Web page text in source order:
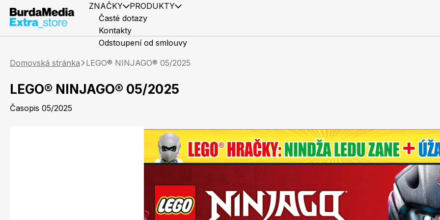
ZNAČKY PRODUKTY
Marianne
Časté dotazy
Kontakty
Odstoupení od smlouvy
Domovská stránka LEGO® NINJAGO® 05/2025
LEGO® NINJAGO® 05/2025
Časopis 05/2025